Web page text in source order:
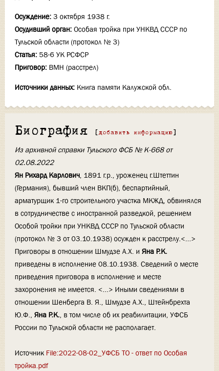
Осуждение: 3 октября 1938 г.
Осудивший орган: Особая тройка при УНКВД СССР по
Тульской области (протокол № 3)
Статья: 58-6 УК РСФСР
Приговор: ВМН (расстрел)
Источники данных: Книга памяти Калужской обл.
Биография [ добавить информацию ]
Из архивной справки Тульского ФСБ № К-668 от
02.08.2022
Ян Рихард Карлович, 1891 г.р., уроженец г.Штеттин
(Германия), бывший член ВКП(б), беспартийный,
арматурщик 1-го строительного участка МКЖД, обвинялся
в сотрудничестве с иностранной разведкой, решением
Особой тройки при УНКВД СССР по Тульской области
(протокол № 3 от 03.10.1938) осужден к расстрелу.<...>
Приговоры в отношении Шмудзе А.Х. и Яна Р.К.
приведены в исполнение 08.10.1938. Сведений о месте
приведения приговора в исполнение и месте
захоронения не имеется. <...> Иными сведениями в
отношении Шенберга В. Я., Шмудзе А.Х., Штейнбрехта
Ю.Ф., Яна Р.К., в том числе об их реабилитации, УФСБ
России по Тульской области не располагает.
Источник File:2022-08-02_УФСБ ТО - ответ по Особая
тройка.pdf